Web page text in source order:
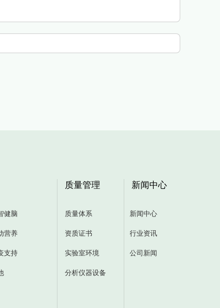
健脑
营养
支持
质量管理
质量体系
资质证书
实验室环境
分析仪器设备
新闻中心
新闻中心
行业资讯
公司新闻